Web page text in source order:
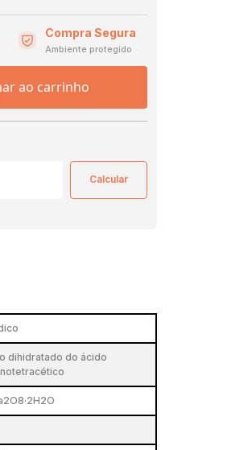
Compra Segura
Ambiente protegido
ao carrinho
dihidratado do ácido